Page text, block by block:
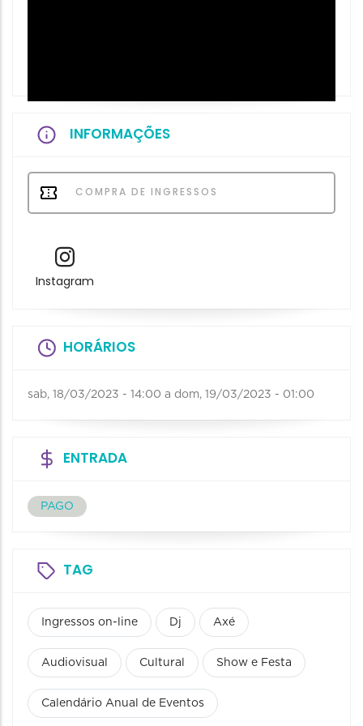
INFORMAÇÕES
COMPRA DE INGRESSOS
Instagram
HORÁRIOS
sab, 18/03/2023 - 14:00 a dom, 19/03/2023 - 01:00
ENTRADA
PAGO
TAG
Ingressos on-line Dj Axé
Audiovisual Cultural Show e Festa
Calendário Anual de Eventos